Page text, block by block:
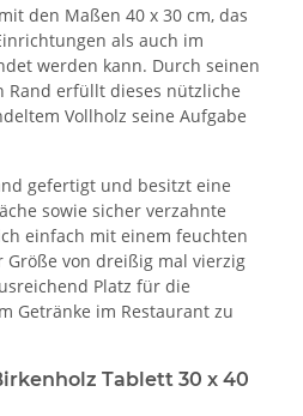
den Maßen 40 x 30 cm, das
als auch im
werden kann. Durch seinen
Rand erfüllt dieses nützliche
Vollholz seine Aufgabe
gefertigt und besitzt eine
sowie sicher verzahnte
einfach mit einem feuchten
von dreißig mal vierzig
Platz für die
Getränke im Restaurant zu
Tablett 30 x 40